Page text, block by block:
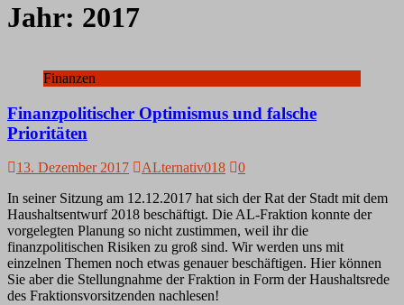
Jahr: 2017
Finanzen
Finanzpolitischer Optimismus und falsche
Prioritäten
13. Dezember 2017 ALternativ018
0
In seiner Sitzung am 12.12.2017 hat sich der Rat der Stadt mit dem
Haushaltsentwurf 2018 beschäftigt. Die AL-Fraktion konnte der
vorgelegten Planung so nicht zustimmen, weil ihr die
finanzpolitischen Risiken zu groß sind. Wir werden uns mit
einzelnen Themen noch etwas genauer beschäftigen. Hier können
Sie aber die Stellungnahme der Fraktion in Form der Haushaltsrede
des Fraktionsvorsitzenden nachlesen!